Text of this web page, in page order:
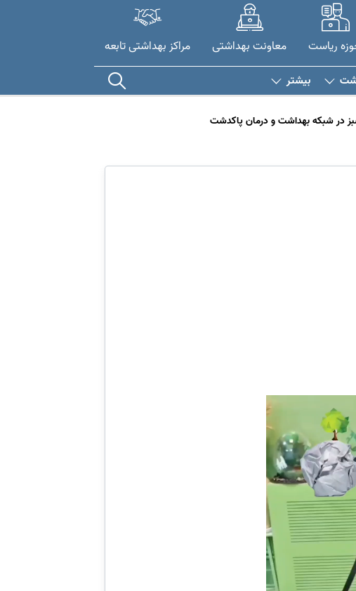
ریاست معاونت بهداشتی مراکز بهداشتی تابعه
بیشتر
در شبکه بهداشت و درمان پاکدشت